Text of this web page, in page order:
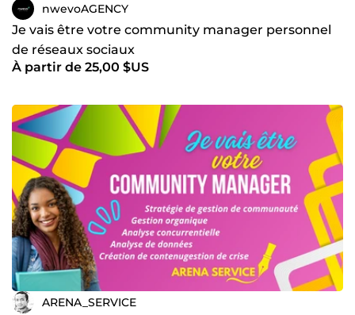
nwevoAGENCY
Je vais être votre community manager personnel
de réseaux sociaux
À partir de 25,00 $US
ARENA_SERVICE